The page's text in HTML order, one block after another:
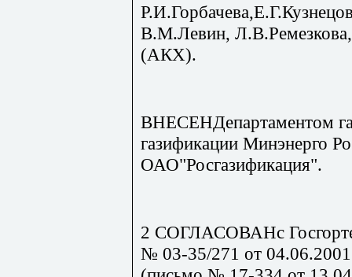
В.М.Левин,
(АКХ).
ВНЕСЕНДепартаментом
газификации Минэнерго
ОАО"Росгазификация".
2 СОГЛАСОВАНс
№ 03-35/271 от